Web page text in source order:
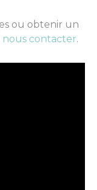
ou obtenir un
nous contacter.